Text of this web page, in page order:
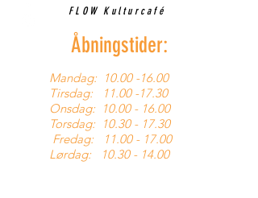
FLOW Kulturcafé
Åbningstider:
Mandag: 10.00 -16.00
Tirsdag:
11.00 -17.30
Onsdag: 10.00 - 16.00
Torsdag: 10.30 - 17.30
Fredag:
11.00 - 17.00
Lørdag:
10.30 - 14.00